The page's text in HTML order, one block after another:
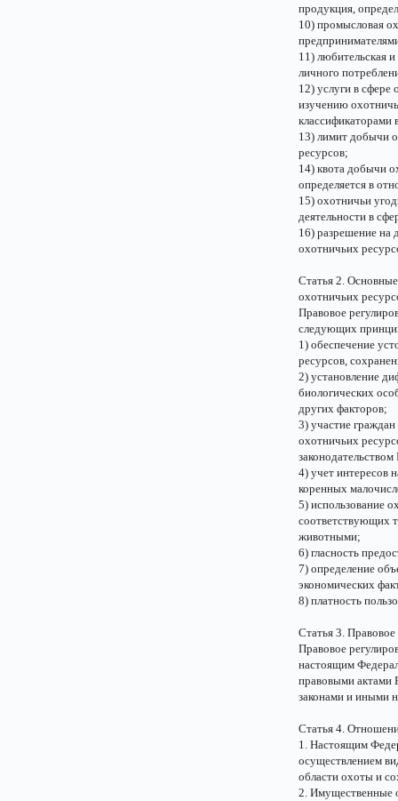
продукция,
10) промысловая
11) любительская
личного
12) услуги в сфере
изучению
классификаторами
13) лимит добычи
ресурсов;
14) квота добычи
определяется в
15) охотничьи
деятельности в
16) разрешение на
охотничьих
Статья 2.
охотничьих
Правовое
следующих
1) обеспечение
ресурсов,
2) установление
биологических
других факторов;
3) участие
охотничьих
4) учет интересов
коренных
5) использование
соответствующих
животными;
6) гласность
7) определение
экономических
8) платность
Статья 3.
Правовое
настоящим
правовыми актами
законами и иными
Статья 4.
1. Настоящим
осуществлением
области охоты и
2. Имущественные